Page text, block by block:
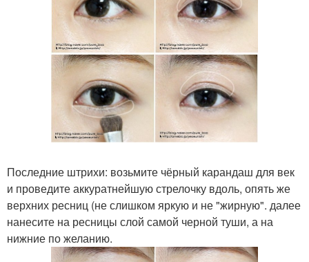
Последние штрихи: возьмите чёрный карандаш для век
и проведите аккуратнейшую стрелочку вдоль, опять же
верхних ресниц (не слишком яркую и не "жирную". далее
нанесите на ресницы слой самой черной туши, а на
нижние по желанию.